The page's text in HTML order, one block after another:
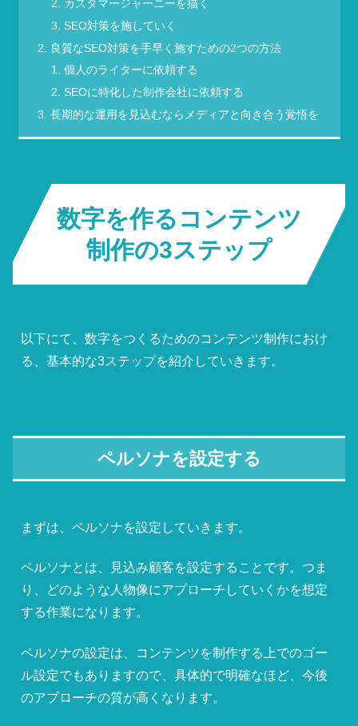
カスタマージャーニーを描く
SEO対策を施していく
良質なSEO対策を手早く施すための2つの方法
個人のライターに依頼する
SEOに特化した制作会社に依頼する
長期的な運用を見込むならメディアと向き合う覚悟を
数字を作るコンテンツ
制作の3ステップ
以下にて、数字をつくるためのコンテンツ制作におけ
る、基本的な3ステップを紹介していきます。
ペルソナを設定する
まずは、ペルソナを設定していきます。
ペルソナとは、見込み顧客を設定することです。つま
り、どのような人物像にアプローチしていくかを想定
する作業になります。
ペルソナの設定は、コンテンツを制作する上でのゴー
ル設定でもありますので、具体的で明確なほど、今後
のアプローチの質が高くなります。